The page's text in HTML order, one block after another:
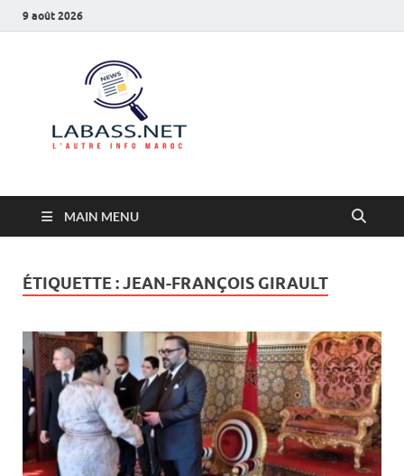
9 août 2026
MAIN MENU
ÉTIQUETTE :JEAN-FRANÇOIS GIRAULT